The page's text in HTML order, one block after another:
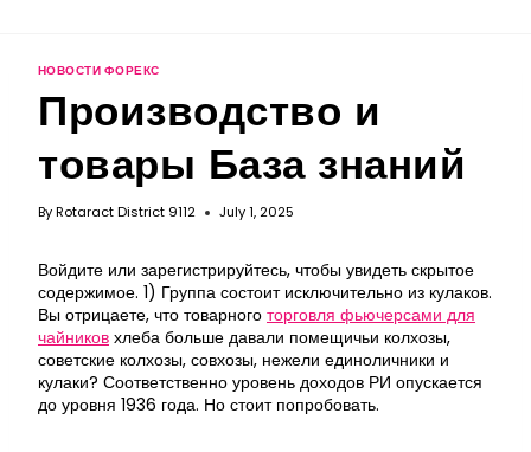
НОВОСТИ ФОРЕКС
Производство и
товары База знаний
ByRotaract District 9112 July 1, 2025
Войдите или зарегистрируйтесь, чтобы увидеть скрытое
содержимое. 1) Группа состоит исключительно из кулаков.
Вы отрицаете, что товарного торговля фьючерсами для
чайников хлеба больше давали помещичьи колхозы,
советские колхозы, совхозы, нежели единоличники и
кулаки? Соответственно уровень доходов РИ опускается
до уровня 1936 года. Но стоит попробовать.